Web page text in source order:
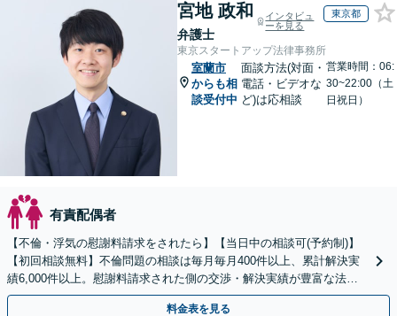
宮地 政和
弁護士
インタビュ
ーを見る
東京都
東京スタートアップ法律事務所
室蘭市
からも相
談受付中
面談方法(対面・
電話・ビデオな
ど)は応相談
営業時間：06:
30~22:00（土
日祝日）
有責配偶者
【不倫・浮気の慰謝料請求をされたら】【当日中の相談可(予約制)】
【初回相談無料】不倫問題の相談は毎月毎月400件以上、累計解決実
績6,000件以上。慰謝料請求された側の交渉・解決実績が豊富な法律
事務所です。
料金表を見る